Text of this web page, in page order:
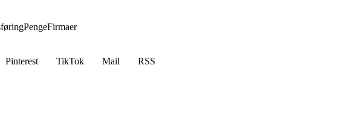
PengeFirmaer
Pinterest TikTok Mail
RSS